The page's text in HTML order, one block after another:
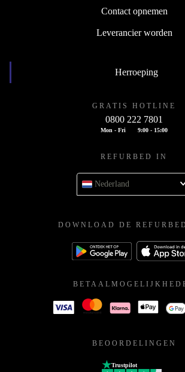
Contact opnemen
Leverancier worden
Herroeping
GRATIS HOTLINE
0800 222 7801
Mon - Fri 9:00 - 15:00
REFURBED IN
Nederland
DOWNLOAD DE
BEOORDELINGEN
Trustpilot